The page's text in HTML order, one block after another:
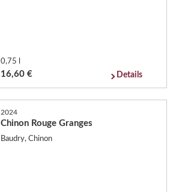
0,75 l
16,60 € Details
2024
Chinon Rouge Granges
Baudry, Chinon